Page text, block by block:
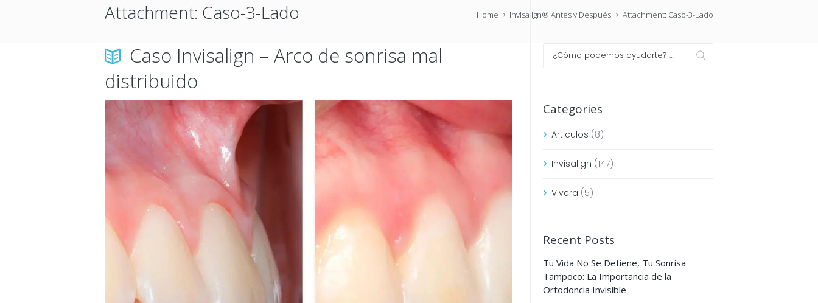
Attachment: Caso-3-Lado Home Invisalign® Antes y Después Attachment: Caso-3-Lado
Caso Invisalign – Arco de sonrisa mal
distribuido
Categories
Articulos (8)
Invisalign (147)
Vivera (5)
Recent Posts
Tu Vida No Se Detiene, Tu Sonrisa
Tampoco: La Importancia de la
Ortodoncia Invisible